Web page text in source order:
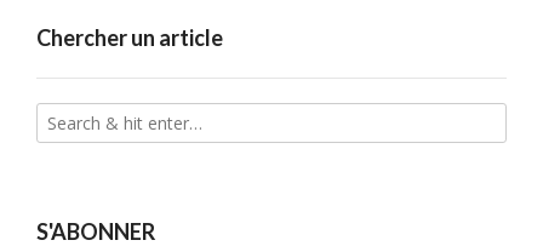
Chercher un article
S'ABONNER